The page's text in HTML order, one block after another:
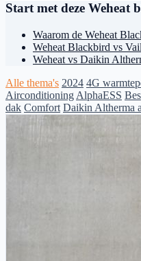
Start met deze Weheat
Waarom de Weheat
Weheat Blackbird vs
Weheat vs Daikin
Alle thema's 2024 4G
Airconditioning AlphaESS
dak Comfort Daikin Altherma